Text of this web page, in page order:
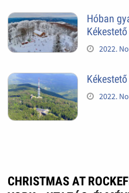
Hóban
Kékestető
2022.
2022.
CHRISTMAS AT